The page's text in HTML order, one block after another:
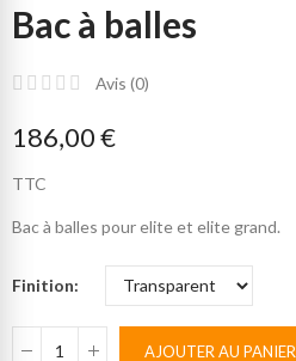
Bac à balles
Avis (0)
186,00 €
TTC
Bac à balles pour elite et elite grand.
Finition
AJOUTER AU PANIER